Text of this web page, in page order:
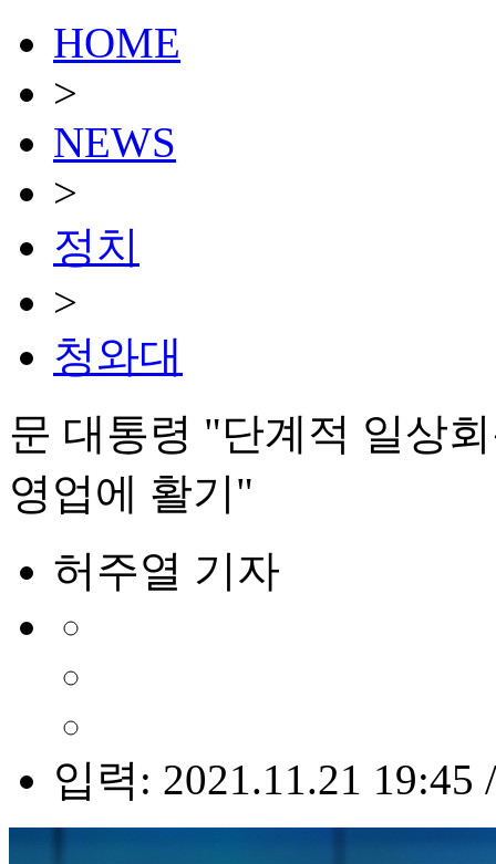
HOME
>
NEWS
>
정치
>
청와대
문 대통령 "단계적 일상
영업에 활기"
허주열 기자
입력: 2021.11.21 19:45